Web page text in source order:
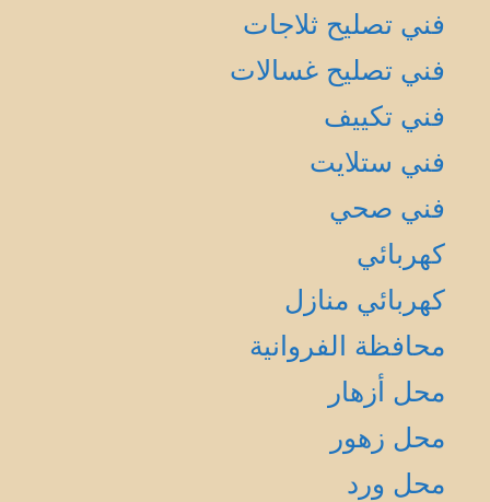
فني تصليح ثلاجات
فني تصليح غسالات
فني تكييف
فني ستلايت
فني صحي
كهربائي
كهربائي منازل
محافظة الفروانية
محل أزهار
محل زهور
محل ورد